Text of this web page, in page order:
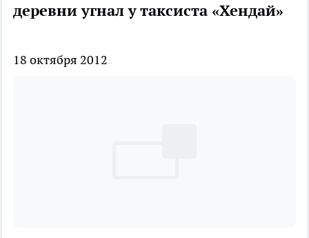
деревни угнал у таксиста «Хендай»
18 октября 2012